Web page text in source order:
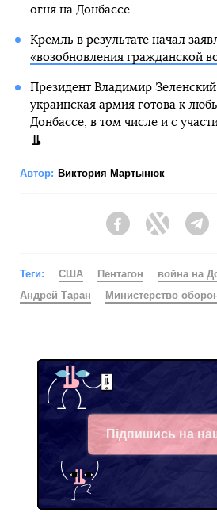
огня на Донбассе.
Кремль в результате начал
«возобновления гражданской
Президент Владимир Зеленский
украинская армия готова к
Донбассе, в том числе и с
Автор: Виктория Мартынюк
FacebookTwitter
Теги: США Пентагон
война на
Андрей Таран
Министерство
Підпишись на
Telegram